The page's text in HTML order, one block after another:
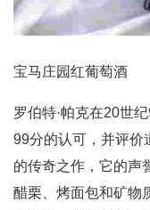
宝马庄园红葡萄酒
罗伯特·帕克在20世
99分的认可，并评价
的传奇之作，它的声
醋栗、烤面包和矿物